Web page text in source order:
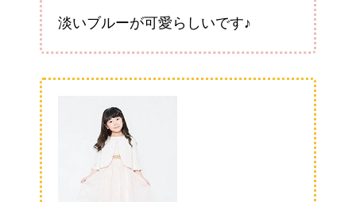
淡いブルーが可愛らしいです♪